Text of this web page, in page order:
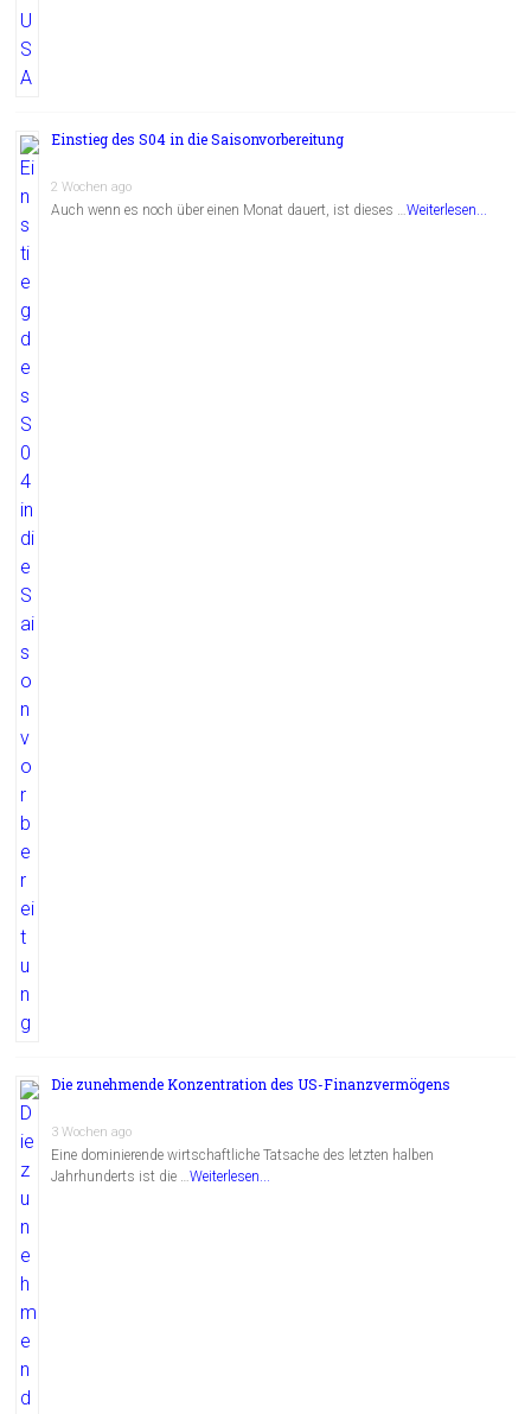
Einstieg des S04 in die Saisonvorbereitung
2 Wochen ago
Auch wenn es noch über einen Monat dauert, ist dieses …Weiterlesen...
Die zunehmende Konzentration des US-Finanzvermögens
3 Wochen ago
Eine dominierende wirtschaftliche Tatsache des letzten halben
Jahrhunderts ist die …Weiterlesen...